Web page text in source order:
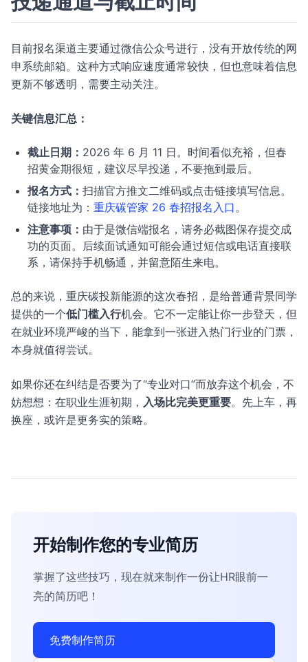
目前报名渠道主要通过微信公众号进行，没有开放传统的网
申系统邮箱。这种方式响应速度通常较快，但也意味着信息
更新不够透明，需要主动关注。
关键信息汇总：
截止日期： 2026 年 6 月 11 日。时间看似充裕，但春
招黄金期很短，建议尽早投递，不要拖到最后。
报名方式： 扫描官方推文二维码或点击链接填写信息。
链接地址为： 重庆碳管家 26 春招报名入口。
注意事项： 由于是微信端报名，请务必截图保存提交成
功的页面。后续面试通知可能会通过短信或电话直接联
系，请保持手机畅通，并留意陌生来电。
总的来说，重庆碳投新能源的这次春招，是给普通背景同学
提供的一个低门槛入行机会。它不一定能让你一步登天，但
在就业环境严峻的当下，能拿到一张进入热门行业的门票，
本身就值得尝试。
如果你还在纠结是否要为了“专业对口”而放弃这个机会，不
妨想想：在职业生涯初期， 入场比完美更重要。先上车，再
换座，或许是更务实的策略。
开始制作您的专业简历
掌握了这些技巧，现在就来制作一份让HR眼前一
亮的简历吧！
免费制作简历